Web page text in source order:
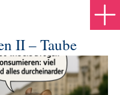
II – Taube